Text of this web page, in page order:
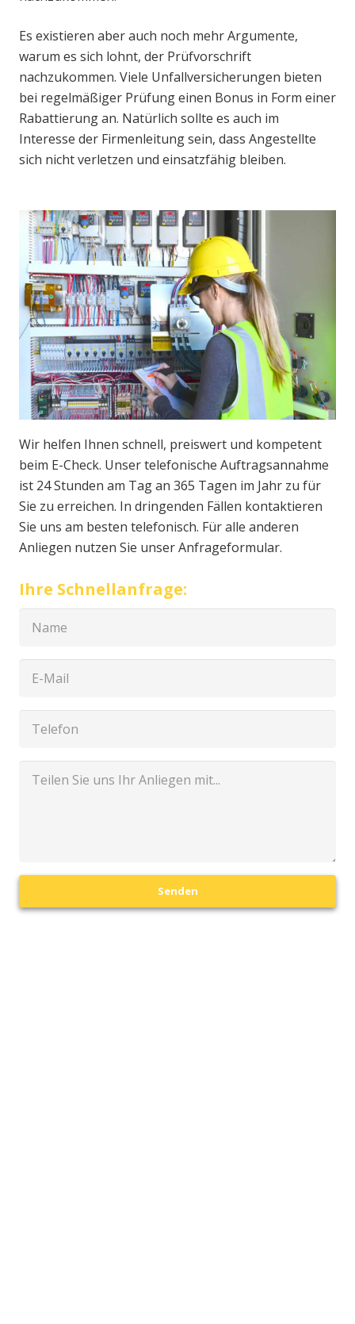
Es existieren aber auch noch mehr Argumente,
warum es sich lohnt, der Prüfvorschrift
nachzukommen. Viele Unfallversicherungen bieten
bei regelmäßiger Prüfung einen Bonus in Form einer
Rabattierung an. Natürlich sollte es auch im
Interesse der Firmenleitung sein, dass Angestellte
sich nicht verletzen und einsatzfähig bleiben.
Wir helfen Ihnen schnell, preiswert und kompetent
beim E-Check. Unser telefonische Auftragsannahme
ist 24 Stunden am Tag an 365 Tagen im Jahr zu für
Sie zu erreichen. In dringenden Fällen kontaktieren
Sie uns am besten telefonisch. Für alle anderen
Anliegen nutzen Sie unser Anfrageformular.
Ihre Schnellanfrage:
Senden